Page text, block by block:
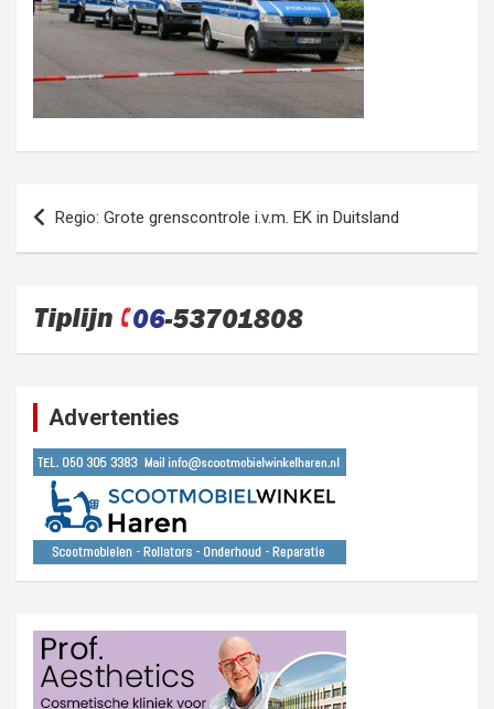
Bericht
navigatie
Regio: Grote grenscontrole i.v.m. EK in Duitsland
Advertenties